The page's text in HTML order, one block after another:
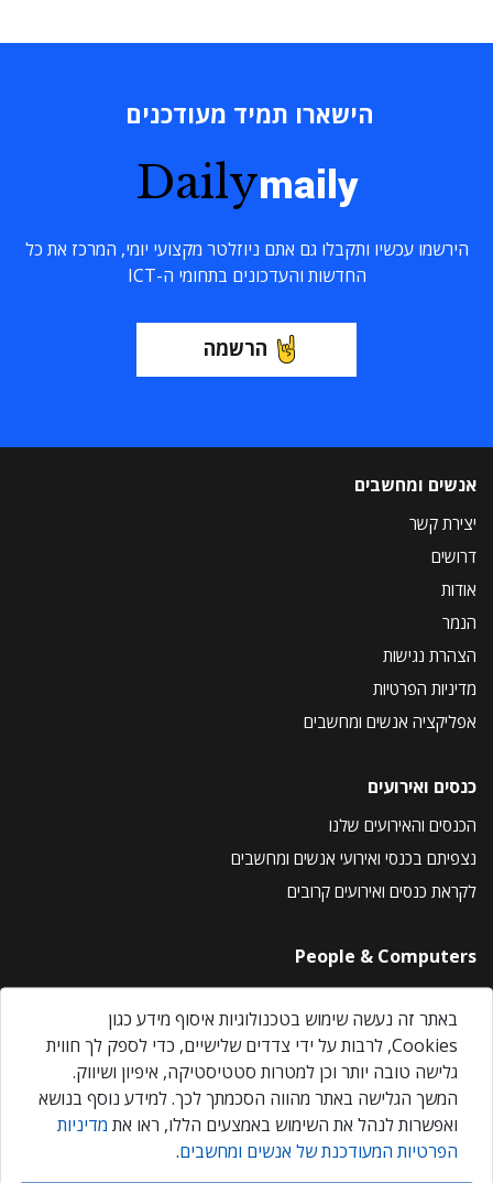
הישארו תמיד מעודכנים
Dailymaily
הירשמו עכשיו ותקבלו גם אתם ניוזלטר מקצועי יומי, המרכז את כל
החדשות והעדכונים בתחומי ה-ICT
הרשמה
אנשים ומחשבים
יצירת קשר
דרושים
אודות
הנמר
הצהרת נגישות
מדיניות הפרטיות
אפליקציה אנשים ומחשבים
כנסים ואירועים
הכנסים והאירועים שלנו
נצפיתם בכנסי ואירועי אנשים ומחשבים
לקראת כנסים ואירועים קרובים
People & Computers
About Us
Privacy Policy
Contact Us
Our Events
אנשים ומחשבים © 2026 – כל הזכויות שמורות
באתר זה נעשה שימוש בטכנולוגיות איסוף מידע כגון
Cookies, לרבות על ידי צדדים שלישיים, כדי לספק לך חווית
גלישה טובה יותר וכן למטרות סטטיסטיקה, איפיון ושיווק.
המשך הגלישה באתר מהווה הסכמתך לכך. למידע נוסף בנושא
ואפשרות לנהל את השימוש באמצעים הללו, ראו את מדיניות
הפרטיות המעודכנת של אנשים ומחשבים.